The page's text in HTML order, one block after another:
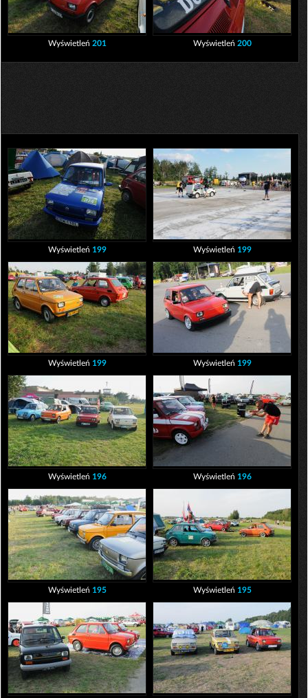
Wyświetleń 201 Wyświetleń 200
Wyświetleń 199 Wyświetleń 199
Wyświetleń 199 Wyświetleń 199
Wyświetleń 196 Wyświetleń 196
Wyświetleń 195 Wyświetleń 195